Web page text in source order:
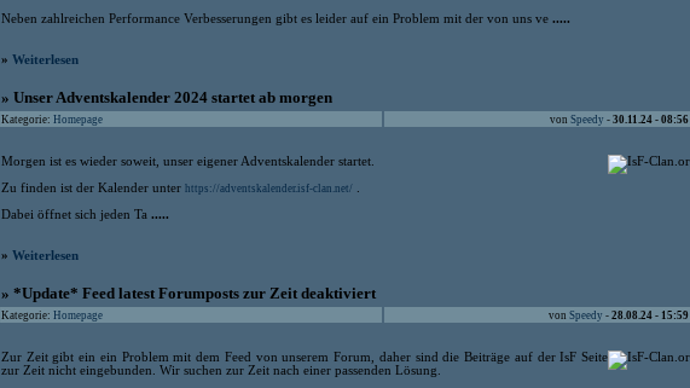
Neben zahlreichen Performance Verbesserungen gibt es leider auf ein Problem mit der von uns ve .....
» Weiterlesen
» Unser Adventskalender 2024 startet ab morgen
Kategorie: Homepage von Speedy - 30.11.24 - 08:56
Morgen ist es wieder soweit, unser eigener Adventskalender startet.
Zu finden ist der Kalender unter https://adventskalender.isf-clan.net/
Dabei öffnet sich jeden Ta .....
» Weiterlesen
» *Update* Feed latest Forumposts zur Zeit deaktiviert
Kategorie: Homepage von Speedy - 28.08.24 - 15:59
Zur Zeit gibt ein ein Problem mit dem Feed von unserem Forum, daher sind die Beiträge auf der IsF Seite
zur Zeit nicht eingebunden. Wir suchen zur Zeit nach einer passenden Lösung.